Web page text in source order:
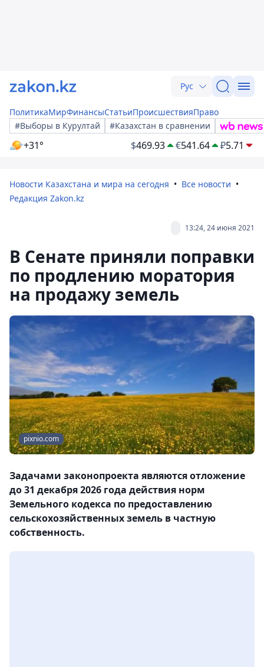
Рус
ПолитикаМирФинансыСтатьиПроисшествияПраво
#Выборы в Курултай
#Казахстан в сравнении
+31° $469.93 €541.64 ₽5.71
Новости Казахстана и мира на сегодня
Все новости
Редакция Zakon.kz
13:24, 24 июня 2021
В Сенате приняли поправки
по продлению моратория
на продажу земель
pixnio.com
Задачами законопроекта являются отложение
до 31 декабря 2026 года действия норм
Земельного кодекса по предоставлению
сельскохозяйственных земель в частную
собственность.